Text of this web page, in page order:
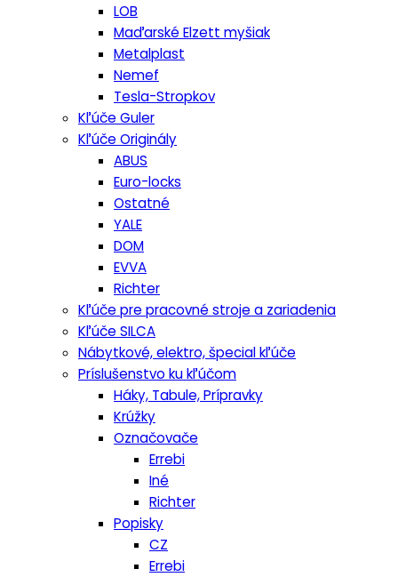
LOB
Maďarské Elzett myšiak
Metalplast
Nemef
Tesla-Stropkov
Kľúče Guler
Kľúče Originály
ABUS
Euro-locks
Ostatné
YALE
DOM
EVVA
Richter
Kľúče pre pracovné stroje a zariadenia
Kľúče SILCA
Nábytkové, elektro, špecial kľúče
Príslušenstvo ku kľúčom
Háky, Tabule, Prípravky
Krúžky
Označovače
Errebi
Iné
Richter
Popisky
CZ
Errebi